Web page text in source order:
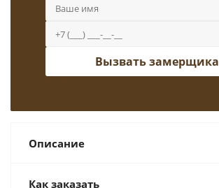
Вызвать замерщика
Описание
Как заказать